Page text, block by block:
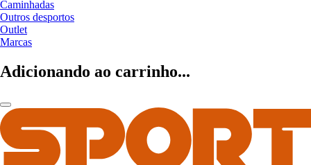
Caminhadas
Outros desportos
Outlet
Marcas
Adicionando ao carrinho...